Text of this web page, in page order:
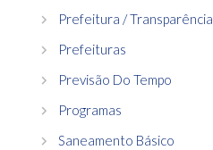
Prefeitura / Transparência
Prefeituras
Previsão Do Tempo
Programas
Saneamento Básico